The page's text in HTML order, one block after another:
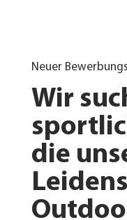
Wir
die
Neuer